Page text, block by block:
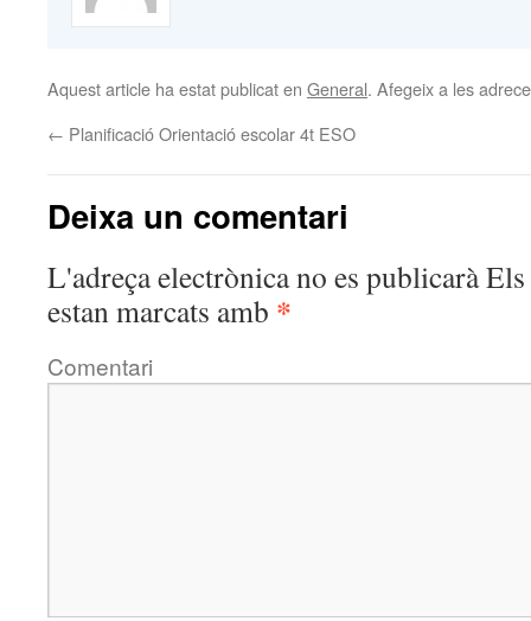
Aquest article ha estat publicat en General. Afegeix a les
← Planificació Orientació escolar 4t ESO
Deixa un comentari
L'adreça electrònica no es publicaràEls
estan marcats amb *
Comentari